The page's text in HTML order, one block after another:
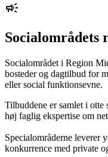
Socialområdet i Region
bosteder og dagtilbud for
eller social funktionsevne.
Tilbuddene er samlet i otte
høj faglig ekspertise om
Specialområderne leverer
konkurrence med private